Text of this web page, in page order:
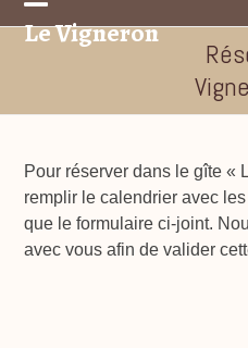
Skip
Le Vigneron
Open
Close
Pour réserver dans le gîte «
remplir le calendrier avec
que le formulaire ci-joint.
avec vous afin de valider